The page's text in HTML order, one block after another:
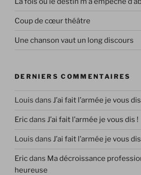
Coup de cœur théâtre
Une chanson vaut un long discours
DERNIERS COMMENTAIRES
Louis dans J’ai fait l’armée je vous
Ericdans J’ai fait l’armée je vous dis !
Louis dans J’ai fait l’armée je vous
Ericdans Ma décroissance
heureuse